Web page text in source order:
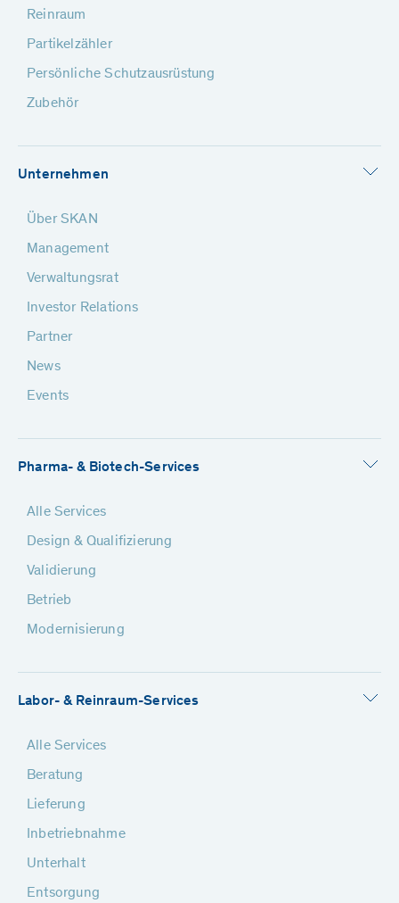
Reinraum
Partikelzähler
Persönliche Schutzausrüstung
Zubehör
Unternehmen
Über SKAN
Management
Verwaltungsrat
Investor Relations
Partner
News
Events
Pharma- & Biotech-Services
Alle Services
Design & Qualifizierung
Validierung
Betrieb
Modernisierung
Labor- & Reinraum-Services
Alle Services
Beratung
Lieferung
Inbetriebnahme
Unterhalt
Entsorgung